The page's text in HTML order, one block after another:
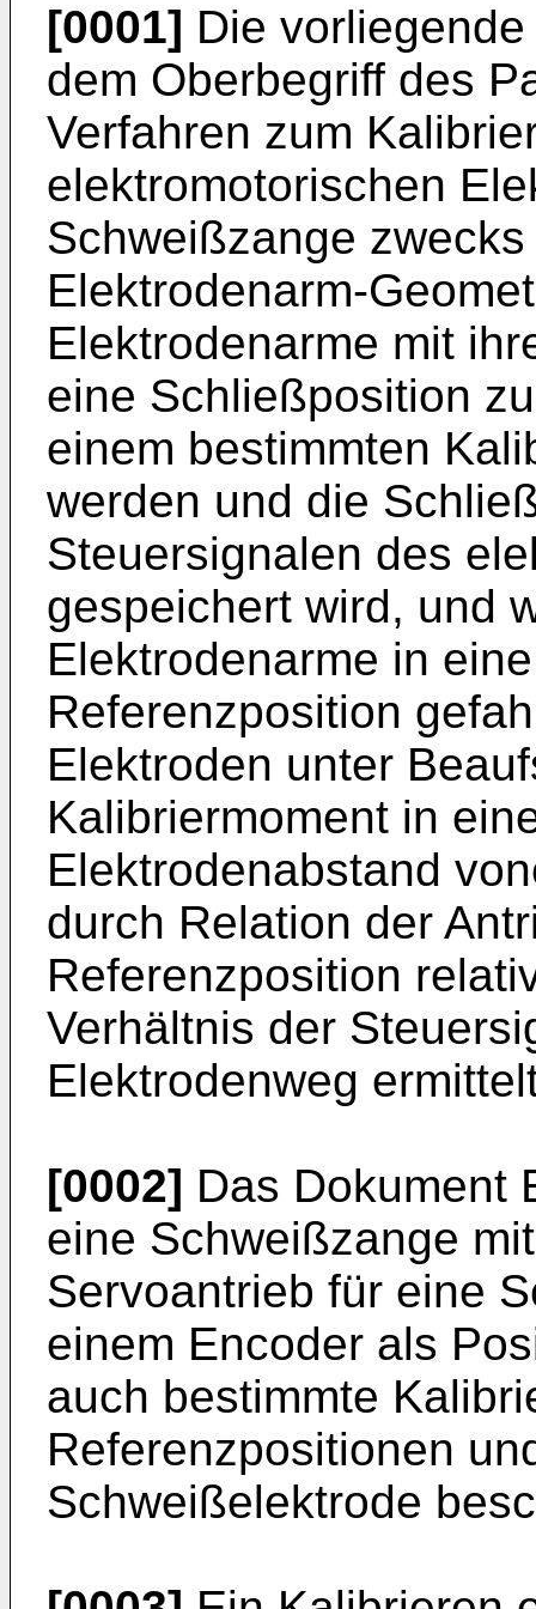
[0001] Die
dem Oberbegriff des
Verfahren zum
elektromotorischen
Schweißzange
Elektrodenarm-
Elektrodenarme mit
eine Schließposition
einem bestimmten
werden und die
Steuersignalen des
gespeichert wird, und
Elektrodenarme in
Referenzposition
Elektroden unter
Kalibriermoment in
Elektrodenabstand
durch Relation der
Referenzposition
Verhältnis der
Elektrodenweg
[0002] Das Dokument
eine Schweißzange
Servoantrieb für eine
einem Encoder als
auch bestimmte
Referenzpositionen
Schweißelektrode